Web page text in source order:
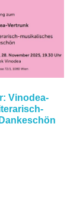
Vinodea-